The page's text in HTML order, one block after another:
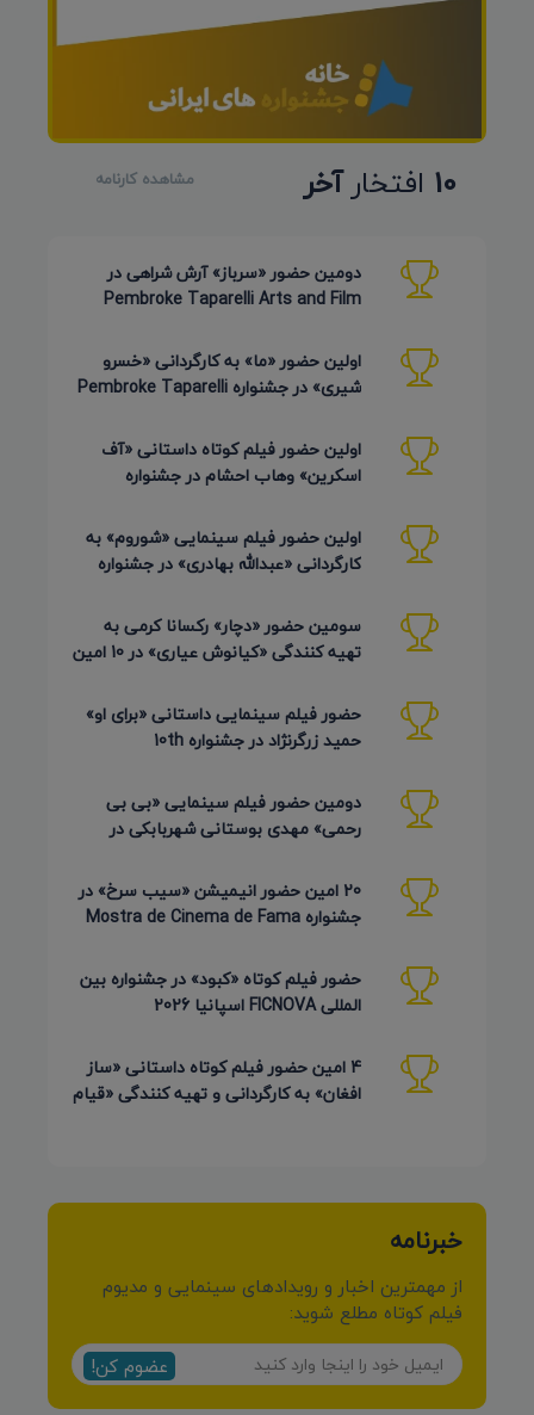
10 افتخارآخر مشاهده کارنامه
دومین حضور «سرباز» آرش شراهی در
Pembroke Taparelli Arts and Film
اولین حضور «ما» به کارگردانی «خسرو
شیری» در جشنواره Pembroke Taparelli
اولین حضور فیلم کوتاه داستانی «آف
اسکرین» وهاب احشام در جشنواره
اولین حضور فیلم سینمایی «شوروم» به
کارگردانی «عبدالله بهادری» در جشنواره
سومین حضور «دچار» رکسانا کرمی به
تهیه کنندگی «کیانوش عیاری» در 10 امین
حضور فیلم سینمایی داستانی «برای او»
حمید زرگرنژاد در جشنواره 10th
دومین حضور فیلم سینمایی «بی بی
رحمی» مهدی بوستانی شهربابکی در
20 امین حضور انیمیشن «سیب سرخ» در
جشنواره Mostra de Cinema de Fama
حضور فیلم کوتاه «کبود» در جشنواره بین
المللی FICNOVA اسپانیا 2026
4 امین حضور فیلم کوتاه داستانی «ساز
افغان» به کارگردانی و تهیه کنندگی «قیام
خبرنامه
از مهمترین اخبار و رویدادهای سینمایی و مدیوم
فیلم کوتاه مطلع شوید:
عضوم کن!